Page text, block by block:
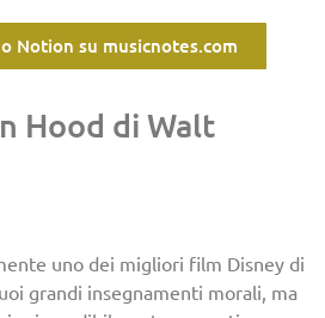
Notion su musicnotes.com
Hood di Walt
uno dei migliori film Disney di
grandi insegnamenti morali, ma